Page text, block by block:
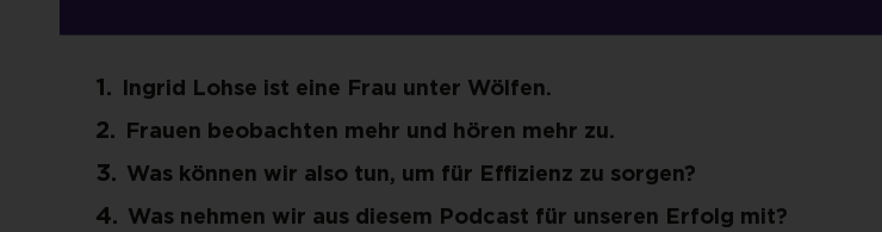
Ingrid Lohse ist eine Frau unter Wölfen.
Frauen beobachten mehr und hören mehr zu.
Was können wir also tun, um für Effizienz zu sorgen?
Was nehmen wir aus diesem Podcast für unseren Erfolg mit?